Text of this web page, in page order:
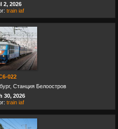
2, 2026
train iaf
022
Станция Белоостров
30, 2026
train iaf